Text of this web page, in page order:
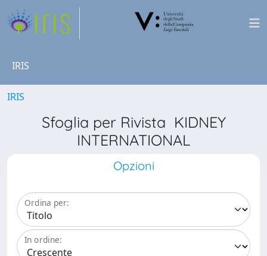
IRIS
IRIS
Sfoglia per Rivista KIDNEY
INTERNATIONAL
Opzioni
Ordina per:
In ordine: